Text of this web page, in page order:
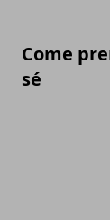
Come
sé